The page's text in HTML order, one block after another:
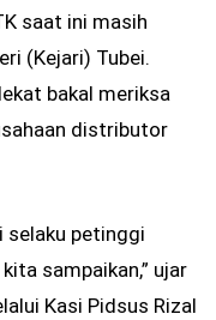
saat ini masih
(Kejari) Tubei.
bakal meriksa
distributor
selaku petinggi
sampaikan,” ujar
Kasi Pidsus Rizal